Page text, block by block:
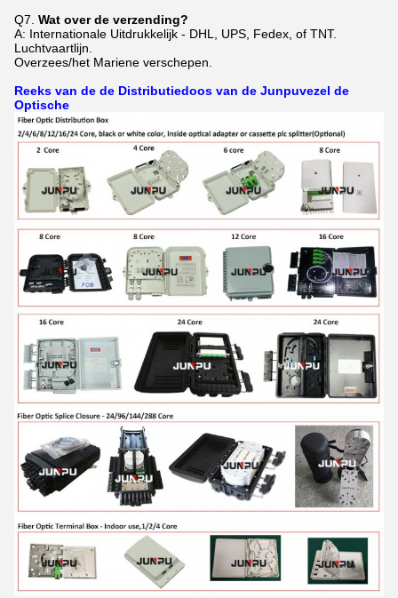
Q7. Wat over de verzending?
A: Internationale Uitdrukkelijk - DHL, UPS, Fedex, of TNT.
Luchtvaartlijn.
Overzees/het Mariene verschepen.
Reeks van de de Distributiedoos van de Junpuvezel de
Optische